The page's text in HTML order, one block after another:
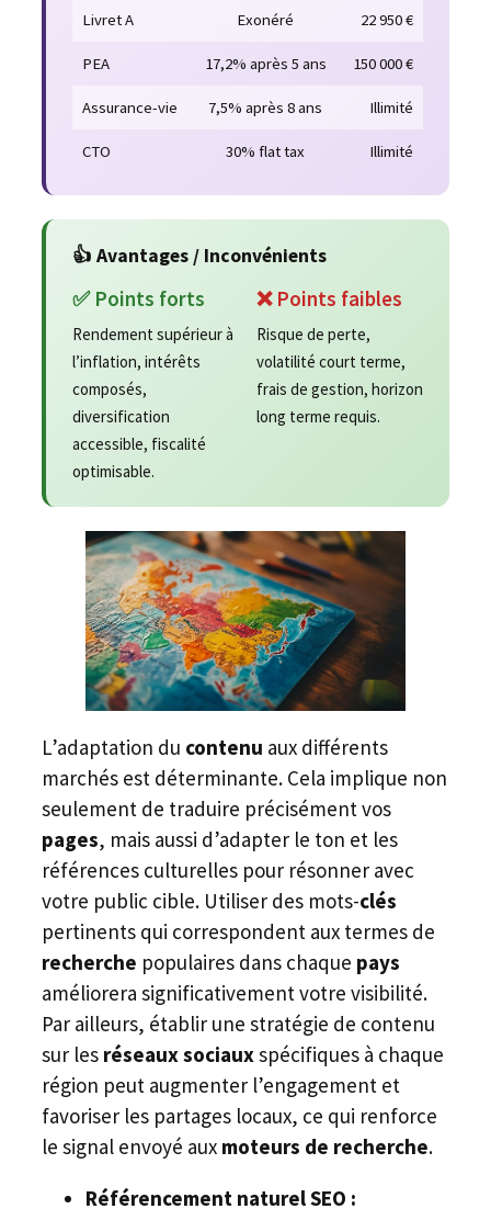
Livret A Exonéré 22 950 €
PEA 17,2% après 5 ans 150 000 €
Assurance-vie 7,5% après 8 ans Illimité
CTO 30% flat tax Illimité
👍 Avantages / Inconvénients
✅ Points forts
Rendement supérieur à
l’inflation, intérêts
composés,
diversification
accessible, fiscalité
optimisable.
❌ Points faibles
Risque de perte,
volatilité court terme,
frais de gestion, horizon
long terme requis.
L’adaptation du contenu aux différents
marchés est déterminante. Cela implique non
seulement de traduire précisément vos
pages, mais aussi d’adapter le ton et les
références culturelles pour résonner avec
votre public cible. Utiliser des mots-clés
pertinents qui correspondent aux termes de
recherche populaires dans chaque pays
améliorera significativement votre visibilité.
Par ailleurs, établir une stratégie de contenu
sur les réseaux sociauxspécifiques à chaque
région peut augmenter l’engagement et
favoriser les partages locaux, ce qui renforce
le signal envoyé aux moteurs de recherche.
Référencement naturel SEO :